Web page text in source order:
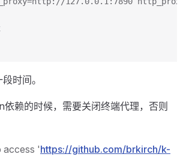
时间。
赖的时候，需要关闭终端代理，否则
access 'https://github.com/brkirch/k-